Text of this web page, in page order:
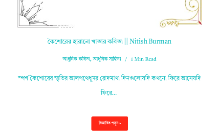
কৈশোরের হারানো খাতার কবিতা || Nitish Burman
আধুনিক কবিতা,আধুনিক সাহিত্য 1 Min Read
স্পর্শ কৈশোরের স্মৃতির আলপথেধূসর রোদমাখা দিনগুলোযদি কখনো ফিরে আসেযদি
ফিরে…
বিস্তারিত পড়ুন »